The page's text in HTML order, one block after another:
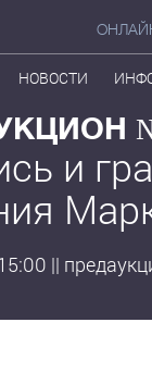
НОВОСТИ
и
||